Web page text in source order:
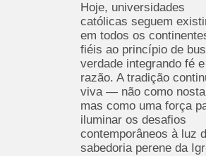
Hoje, universidades
católicas seguem
em todos os
fiéis ao princípio de
verdade integrando fé e
razão. A tradição
viva — não como
mas como uma força
iluminar os desafios
contemporâneos à luz
sabedoria perene da